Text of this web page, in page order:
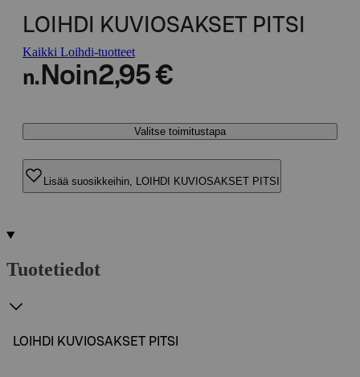
LOIHDI KUVIOSAKSET PITSI
Kaikki Loihdi-tuotteet
n. Noin2,95 €
Valitse toimitustapa
Lisää suosikkeihin, LOIHDI KUVIOSAKSET PITSI
Tuotetiedot
LOIHDI KUVIOSAKSET PITSI